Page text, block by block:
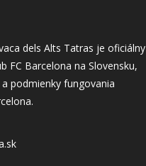
dels Alts Tatras je oficiálny
FC Barcelona na Slovensku,
podmienky fungovania
Opens